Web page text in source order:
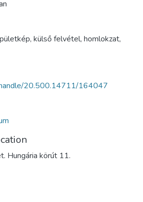
, külső felvétel, homlokzat,
20.500.14711/164047
Hungária körút 11.